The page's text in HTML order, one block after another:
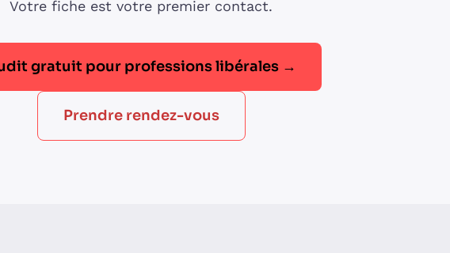
Votre fiche est votre premier contact.
gratuit pour professions libérales →
Prendre rendez-vous